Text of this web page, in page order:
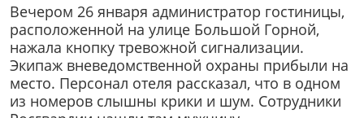
Вечером 26 января администратор гостиницы,
расположенной на улице Большой Горной,
нажала кнопку тревожной сигнализации.
Экипаж вневедомственной охраны прибыли на
место. Персонал отеля рассказал, что в одном
из номеров слышны крики и шум. Сотрудники